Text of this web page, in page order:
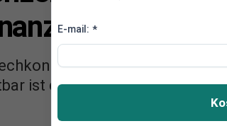
verschieben die
ist dieser Trend, wenn
E-mail: *